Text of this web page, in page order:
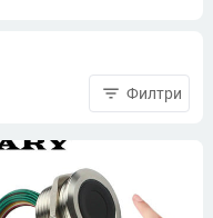
filter_list Филтри